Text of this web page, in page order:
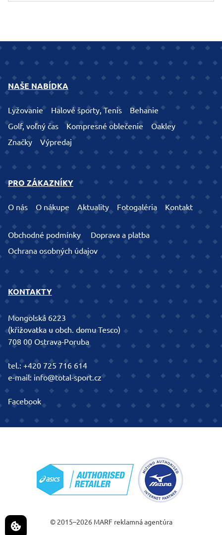
NAŠE NABÍDKA
Lyžovanie Halové športy, Tenis
Behanie
Golf, voľný čas
Kompresné oblečenie
Oakley
Značky
Výpredaj
PRO ZÁKAZNÍKY
O nás O nákupe Aktuality Fotogaléria Kontakt
Obchodné podmínky
Doprava a platba
Ochrana osobných údajov
KONTAKTY
Mongolská 6223
(křižovatka u obch. domu Tesco)
708 00 Ostrava-Poruba
tel.:+420 725 716 614
e-mail: info@total-sport.cz
Facebook
© 2015–2026 MARF reklamná agentúra